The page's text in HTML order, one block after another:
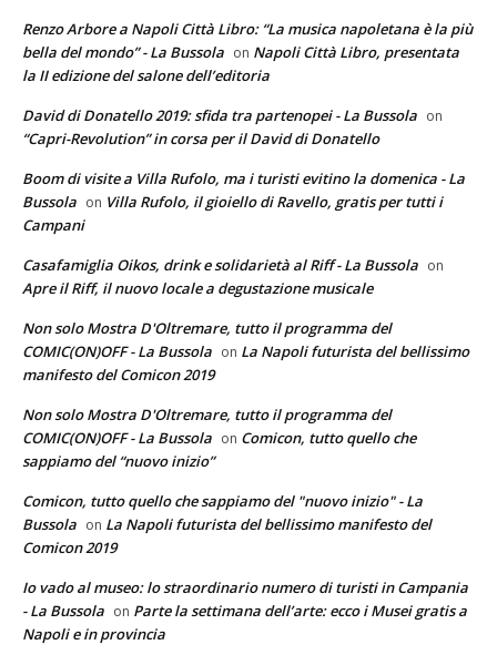
Renzo Arbore a Napoli Città Libro: “La musica napoletana è la più
bella del mondo” - La Bussola on Napoli Città Libro, presentata
la II edizione del salone dell’editoria
David di Donatello 2019: sfida tra partenopei - La Bussola on
“Capri-Revolution” in corsa per il David di Donatello
Boom di visite a Villa Rufolo, ma i turisti evitino la domenica - La
Bussola on Villa Rufolo, il gioiello di Ravello, gratis per tutti i
Campani
Casafamiglia Oikos, drink e solidarietà al Riff - La Bussola on
Apre il Riff, il nuovo locale a degustazione musicale
Non solo Mostra D'Oltremare, tutto il programma del
COMIC(ON)OFF - La Bussola on La Napoli futurista del bellissimo
manifesto del Comicon 2019
Non solo Mostra D'Oltremare, tutto il programma del
COMIC(ON)OFF - La Bussola on Comicon, tutto quello che
sappiamo del “nuovo inizio”
Comicon, tutto quello che sappiamo del "nuovo inizio" - La
Bussola on La Napoli futurista del bellissimo manifesto del
Comicon 2019
Io vado al museo: lo straordinario numero di turisti in Campania
- La Bussola on Parte la settimana dell’arte: ecco i Musei gratis a
Napoli e in provincia